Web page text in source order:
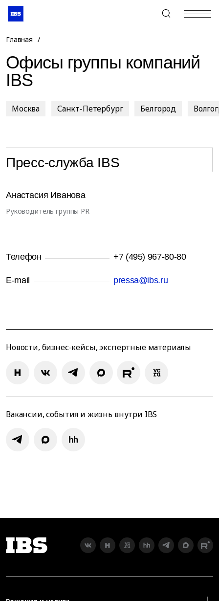
+7 (495) 967-80-80
Главная /
Офисы группы компаний
IBS
Москва Санкт-Петербург Белгород
Пресс-служба IBS
Анастасия Иванова
Руководитель группы PR
Телефон +7 (495) 967-80-80
E-mail pressa@ibs.ru
Новости, бизнес-кейсы, экспертные материалы
Вакансии, события и жизнь внутри IBS